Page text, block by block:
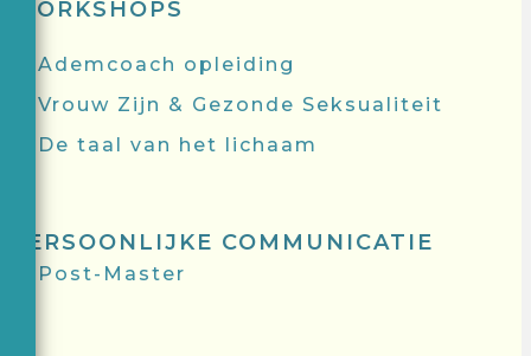
WORKSHOPS
Ademcoach opleiding
Vrouw Zijn & Gezonde Seksualiteit
De taal van het lichaam
PERSOONLIJKE COMMUNICATIE
Post-Master